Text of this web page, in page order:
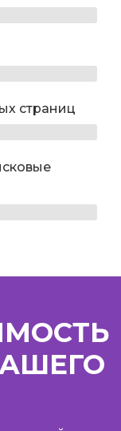
страниц